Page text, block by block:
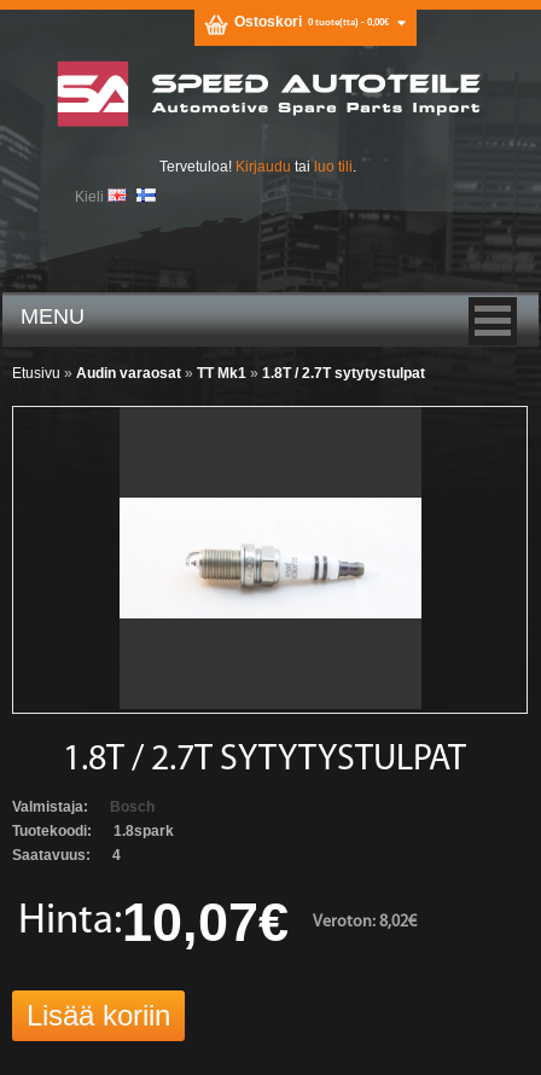
Ostoskori 0 tuote(tta) - 0,00€
Tervetuloa! Kirjaudu tai luo tili.
Kieli
MENU
Etusivu »Audin varaosat »TT Mk1 »1.8T / 2.7T sytytystulpat
1.8T / 2.7T SYTYTYSTULPAT
Valmistaja:
Bosch
Tuotekoodi:
1.8spark
Saatavuus:
4
Hinta:10,07€ Veroton: 8,02€